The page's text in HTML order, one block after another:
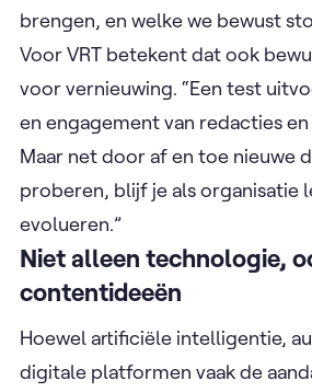
brengen, en welke we bewust
Voor VRT betekent dat ook
voor vernieuwing. “Een test
en engagement van redacties
Maar net door af en toe nieuwe
proberen, blijf je als organisatie
evolueren.”
Niet alleen technologie,
contentideeën
Hoewel artificiële intelligentie,
digitale platformen vaak de